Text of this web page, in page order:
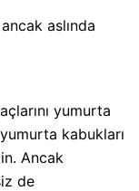
aslında
yumurta
kabukları
Ancak
de